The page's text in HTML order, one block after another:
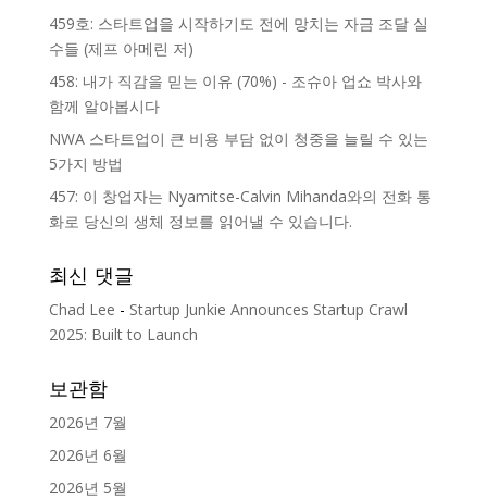
459호: 스타트업을 시작하기도 전에 망치는 자금 조달 실
수들 (제프 아메린 저)
458: 내가 직감을 믿는 이유 (70%) - 조슈아 업쇼 박사와
함께 알아봅시다
NWA 스타트업이 큰 비용 부담 없이 청중을 늘릴 수 있는
5가지 방법
457: 이 창업자는 Nyamitse-Calvin Mihanda와의 전화 통
화로 당신의 생체 정보를 읽어낼 수 있습니다.
최신 댓글
Chad Lee - Startup Junkie Announces Startup Crawl
2025: Built to Launch
보관함
2026년 7월
2026년 6월
2026년 5월